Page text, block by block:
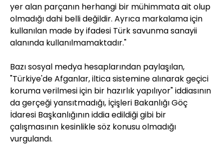
yer alan parçanın herhangi bir mühimmata ait olup
olmadığı dahi belli değildir. Ayrıca markalama için
kullanılan made by ifadesi Türk savunma sanayii
alanında kullanılmamaktadır."
Bazı sosyal medya hesaplarından paylaşılan,
"Türkiye'de Afganlar, iltica sistemine alınarak geçici
koruma verilmesi için bir hazırlık yapılıyor" iddiasının
da gerçeği yansıtmadığı, İçişleri Bakanlığı Göç
İdaresi Başkanlığının iddia edildiği gibi bir
çalışmasının kesinlikle söz konusu olmadığı
vurgulandı.